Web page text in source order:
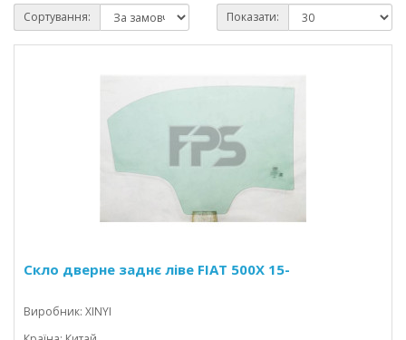
Сортування: Показати:
Скло дверне заднє ліве FIAT 500X 15-
Виробник: XINYI